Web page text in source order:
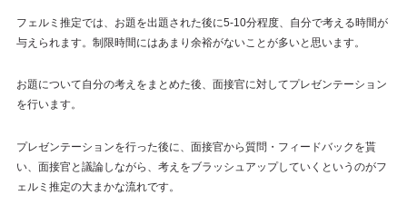
フェルミ推定では、お題を出題された後に5-10分程度、自分で考える時間が
与えられます。制限時間にはあまり余裕がないことが多いと思います。
お題について自分の考えをまとめた後、面接官に対してプレゼンテーション
を行います。
プレゼンテーションを行った後に、面接官から質問・フィードバックを貰
い、面接官と議論しながら、考えをブラッシュアップしていくというのがフ
ェルミ推定の大まかな流れです。